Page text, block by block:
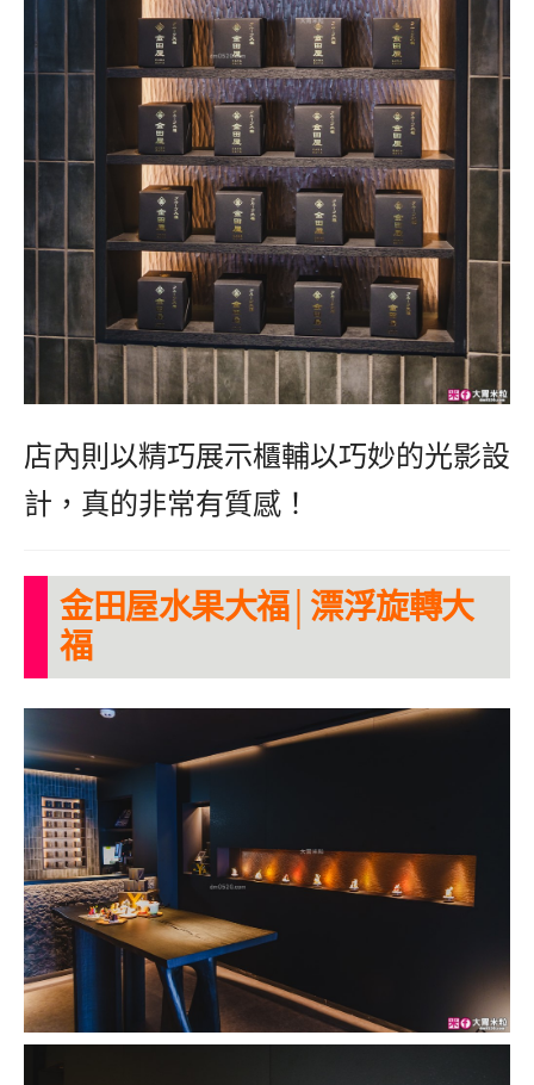
店內則以精巧展示櫃輔以巧妙的光影設
計，真的非常有質感！
金田屋水果大福│漂浮旋轉大
福